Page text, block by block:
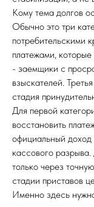
Кому тема долгов
Обычно это три
потребительскими
платежами,
- заемщики с
взыскателей.
стадия
Для первой
восстановить
официальный доход
кассового
только через
стадии приставов
Именно здесь